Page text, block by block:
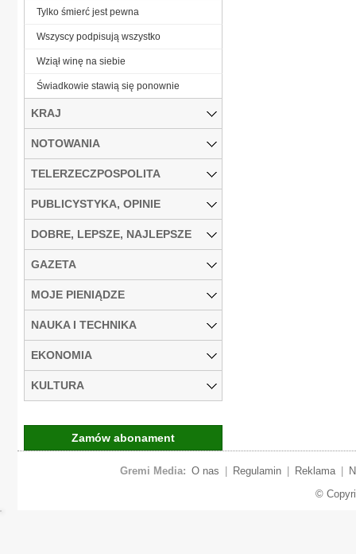
Tylko śmierć jest pewna
Wszyscy podpisują wszystko
Wziął winę na siebie
Świadkowie stawią się ponownie
KRAJ
NOTOWANIA
TELERZECZPOSPOLITA
PUBLICYSTYKA, OPINIE
DOBRE, LEPSZE, NAJLEPSZE
GAZETA
MOJE PIENIĄDZE
NAUKA I TECHNIKA
EKONOMIA
KULTURA
Zamów abonament
Gremi Media: O nas Regulamin Reklama
©